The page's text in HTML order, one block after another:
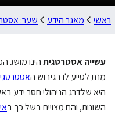
ראשי מאגר הידע שער:
עשייה אסטרטגיתהינו מושג
מנת לסייע לו בגיבוש ה
היא שלדרג הניהולי חסר ידע
השונות, והם מצויים בשל כך ב